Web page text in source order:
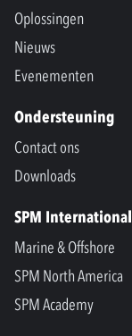
Oplossingen
Nieuws
Evenementen
Ondersteuning
Contact ons
Downloads
SPM International
Marine & Offshore
SPM North America
SPM Academy